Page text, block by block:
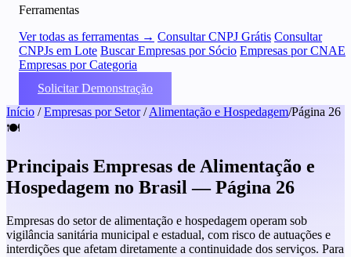
Ferramentas
Ver todas as ferramentas → Consultar CNPJ Grátis Consultar
CNPJs em Lote Buscar Empresas por Sócio Empresas por CNAE
Empresas por Categoria
Solicitar Demonstração
Início / Empresas por Setor / Alimentação e Hospedagem/Página 26
🍽️
Principais Empresas de Alimentação e
Hospedagem no Brasil — Página 26
Empresas do setor de alimentação e hospedagem operam sob
vigilância sanitária municipal e estadual, com risco de autuações e
interdições que afetam diretamente a continuidade dos serviços. Para